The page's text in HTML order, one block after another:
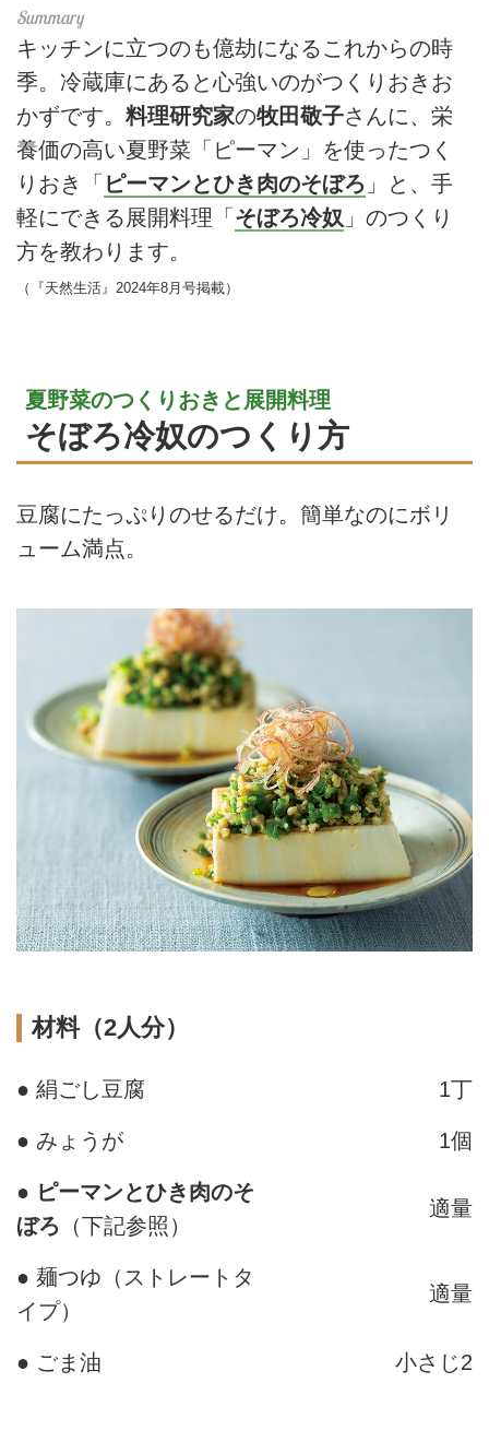
キッチンに立つのも億劫になるこれからの時
季。冷蔵庫にあると心強いのがつくりおきお
かずです。 料理研究家の牧田敬子さんに、栄
養価の高い夏野菜「ピーマン」を使ったつく
りおき「 ピーマンとひき肉のそぼろ 」と、手
軽にできる展開料理「 そぼろ冷奴 」のつくり
方を教わります。
（『天然生活』2024年8月号掲載）
夏野菜のつくりおきと展開料理
そぼろ冷奴のつくり方
豆腐にたっぷりのせるだけ。簡単なのにボリ
ューム満点。
材料（2人分）
● 絹ごし豆腐 1丁
● みょうが 1個
● ピーマンとひき肉のそ
ぼろ （下記参照）
適量
● 麺つゆ（ストレートタ
イプ）
適量
● ごま油 小さじ2